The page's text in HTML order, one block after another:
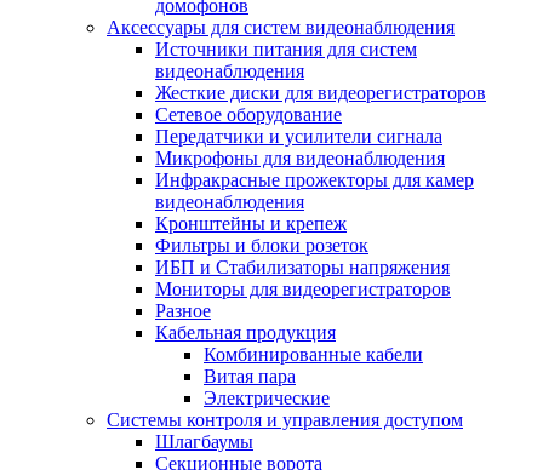
домофонов
Аксессуары для систем видеонаблюдения
Источники питания для систем
видеонаблюдения
Жесткие диски для видеорегистраторов
Сетевое оборудование
Передатчики и усилители сигнала
Микрофоны для видеонаблюдения
Инфракрасные прожекторы для камер
видеонаблюдения
Кронштейны и крепеж
Фильтры и блоки розеток
ИБП и Стабилизаторы напряжения
Мониторы для видеорегистраторов
Разное
Кабельная продукция
Комбинированные кабели
Витая пара
Электрические
Системы контроля и управления доступом
Шлагбаумы
Секционные ворота